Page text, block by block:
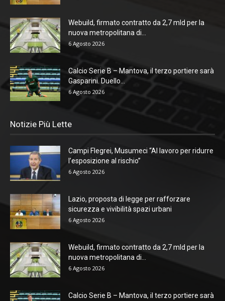
Webuild, firmato contratto da 2,7 mld per la
nuova metropolitana di...
6 Agosto 2026
Calcio Serie B – Mantova, il terzo portiere sarà
Gasparini. Duello...
6 Agosto 2026
Notizie Più Lette
Campi Flegrei, Musumeci “Al lavoro per ridurre
l’esposizione al rischio”
6 Agosto 2026
Lazio, proposta di legge per rafforzare
sicurezza e vivibilità spazi urbani
6 Agosto 2026
Webuild, firmato contratto da 2,7 mld per la
nuova metropolitana di...
6 Agosto 2026
Calcio Serie B – Mantova, il terzo portiere sarà